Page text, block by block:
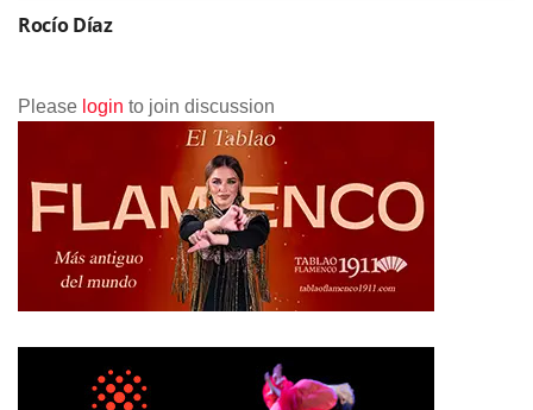
Rocío Díaz
Please login to join discussion